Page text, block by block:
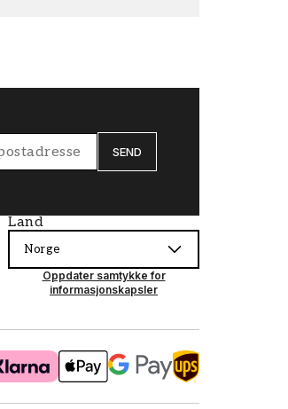
SEND
Land
Norge
Oppdater samtykke for
informasjonskapsler